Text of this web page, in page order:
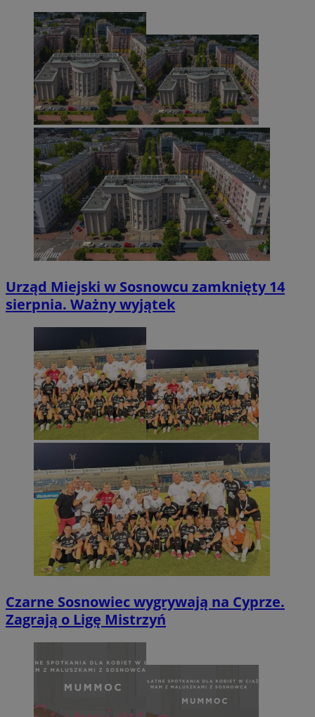
Urząd Miejski w Sosnowcu zamknięty 14
sierpnia. Ważny wyjątek
Czarne Sosnowiec wygrywają na Cyprze.
Zagrają o Ligę Mistrzyń